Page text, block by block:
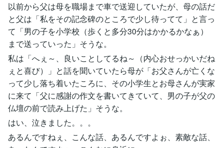
以前から父は母を職場まで車で送迎していたが、母の話だ
と父は「私をその記念碑のところで少し待ってて」と言っ
て「男の子を小学校（歩くと多分30分はかかるかなぁ）
まで送っていった」そうな。
私は「へぇ～、良いことしてるね～（内心おせっかいだね
ぇと喜び）」と話を聞いていたら母が「お父さんが亡くな
って少し落ち着いたころに、その小学生とお母さんが実家
に来て「父に感謝の作文を書いてきていて、男の子が父の
仏壇の前で読み上げた」そうな。
はい、泣きました。。。
あるんですねぇ、こんな話、あるんですよぉ、素敵な話、